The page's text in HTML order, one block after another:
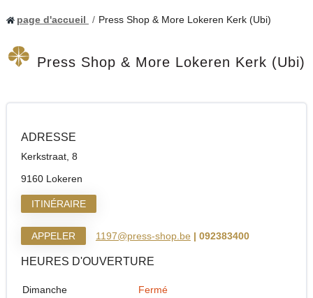
page d'accueil Press Shop & More Lokeren Kerk (Ubi)
Press Shop & More Lokeren Kerk (Ubi)
ADRESSE
Kerkstraat, 8
9160 Lokeren
ITINÉRAIRE
APPELER 1197@press-shop.be | 092383400
HEURES D'OUVERTURE
Dimanche Fermé